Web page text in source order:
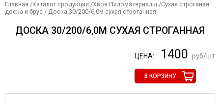
Главная /Каталог продукции /Хвоя Пиломатериалы /Сухая строганая
доска и брус / Доска 30/200/6,0м сухая строганная
ДОСКА 30/200/6,0М СУХАЯ СТРОГАННАЯ
ЦЕНА: 1400 руб/шт
В КОРЗИНУ